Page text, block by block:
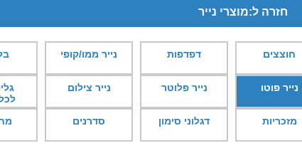
חזרה ל:מוצרי נייר
חוצצים דפדפות נייר ממו/קופי
נייר פוטו נייר פלוטר נייר צילום
מזכריות
דגלוני סימון סדרנים